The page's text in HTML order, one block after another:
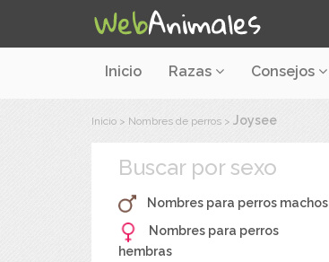
Inicio Razas Consejos
Inicio > Nombres de perros > Joysee
Buscar por sexo
Nombres para perros machos
Nombres para perros
hembras